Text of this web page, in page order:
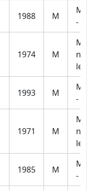
1988 M
-
1974 M
let
1993 M
-
1971 M
let
1985 M
-